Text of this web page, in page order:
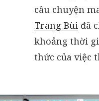
câu chuyện
Trang Bùiđã
khoảng thời
thức của việc